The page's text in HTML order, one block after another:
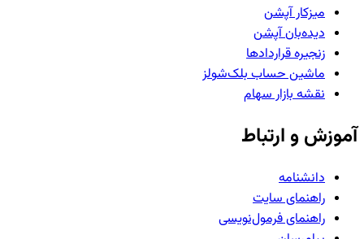
میزکار آپشن
دیده‌بان آپشن
زنجیره قراردادها
ماشین حساب بلک‌شولز
نقشه بازار سهام
آموزش و ارتباط
دانشنامه
راهنمای سایت
راهنمای فرمول‌نویسی